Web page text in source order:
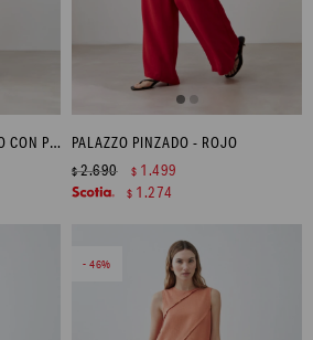
PANTALÓN PIJAMA DE LINO CON PESPUNTES EN CONTRASTE - BEIGE MELANGE PALAZZO PINZADO - ROJO
$2.690 $ 1.499
$ 1.274
46